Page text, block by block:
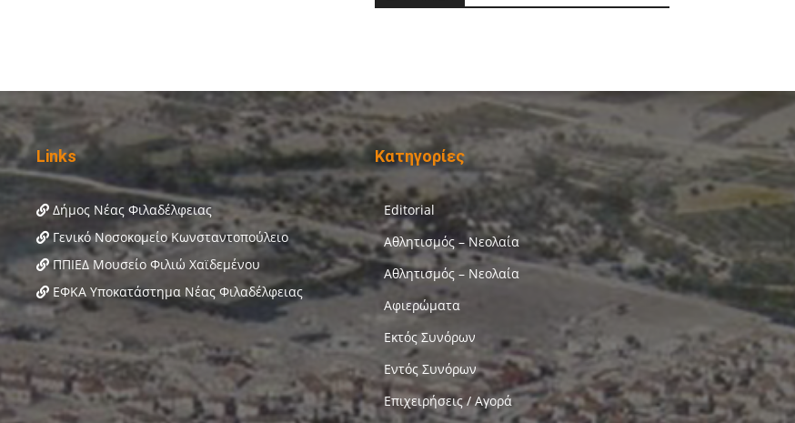
Links
Δήμος Νέας Φιλαδέλφειας
Γενικό Νοσοκομείο Κωνσταντοπούλειο
ΠΠΙΕΔ Μουσείο Φιλιώ Χαϊδεμένου
ΕΦΚΑ Υποκατάστημα Νέας Φιλαδέλφειας
Κατηγορίες
Editorial
Αθλητισμός – Νεολαία
Αθλητισμός – Νεολαία
Αφιερώματα
Εκτός Συνόρων
Εντός Συνόρων
Επιχειρήσεις / Αγορά